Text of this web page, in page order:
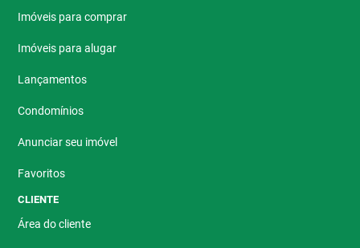
Imóveis para comprar
Imóveis para alugar
Lançamentos
Condomínios
Anunciar seu imóvel
Favoritos
CLIENTE
Área do cliente